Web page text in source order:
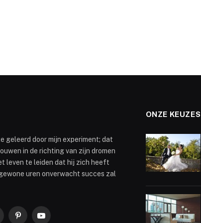
geleerd door mijn experiment; dat
in de richting van zijn dromen
leven te leiden dat hij zich heeft
uren onverwacht succes zal
PinterestYouTube
ONZE KEUZES